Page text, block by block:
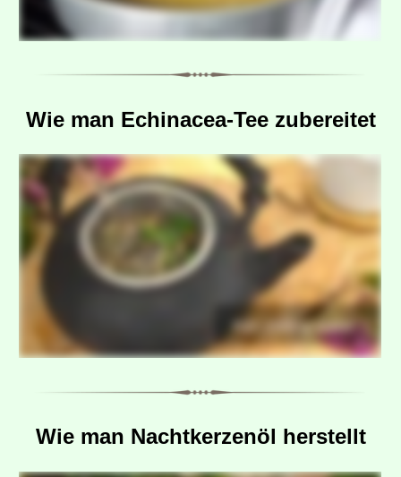
Wie man Echinacea-Tee zubereitet
Wie man Nachtkerzenöl herstellt